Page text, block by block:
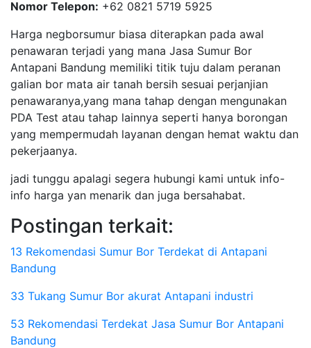
Nomor Telepon: +62 0821 5719 5925
Harga negborsumur biasa diterapkan pada awal
penawaran terjadi yang mana Jasa Sumur Bor
Antapani Bandung memiliki titik tuju dalam peranan
galian bor mata air tanah bersih sesuai perjanjian
penawaranya,yang mana tahap dengan mengunakan
PDA Test atau tahap lainnya seperti hanya borongan
yang mempermudah layanan dengan hemat waktu dan
pekerjaanya.
jadi tunggu apalagi segera hubungi kami untuk info-
info harga yan menarik dan juga bersahabat.
Postingan terkait:
13 Rekomendasi Sumur Bor Terdekat di Antapani
Bandung
33 Tukang Sumur Bor akurat Antapani industri
53 Rekomendasi Terdekat Jasa Sumur Bor Antapani
Bandung